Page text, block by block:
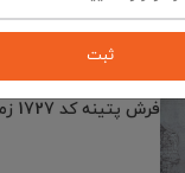
6٬795٬000
فرش پتینه کد 1727 زمینه تمام رنگ
ثبت